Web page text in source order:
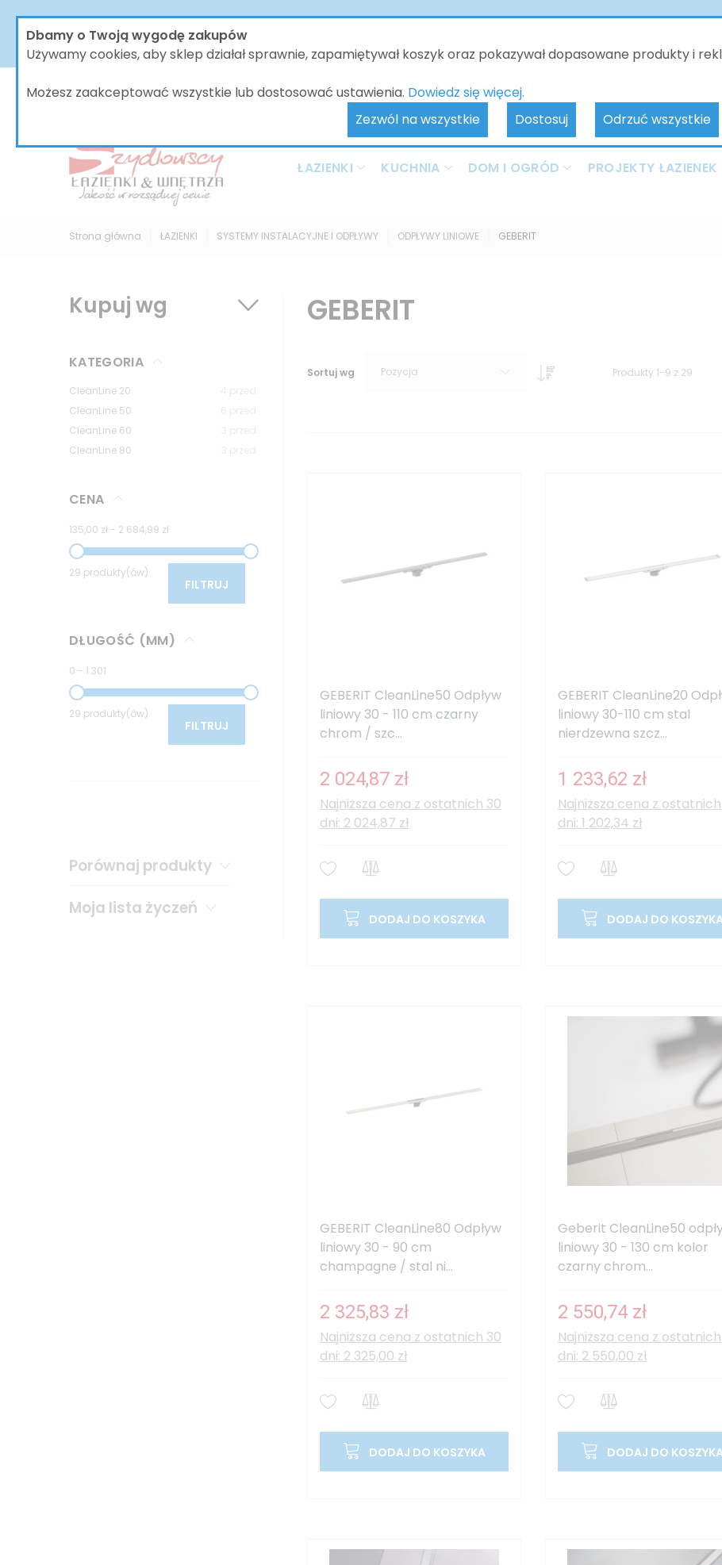
Dbamy o Twoją wygodę zakupów
Używamy cookies, aby sklep działał sprawnie, zapamiętywał koszyk oraz pokazywał dopasowane produkty i
Możesz zaakceptować wszystkie lub dostosować ustawienia. Dowiedz się więcej.
Zezwól na wszystkie
Dostosuj Odrzuć wszystkie
W dniach od 30.07 do dnia 08.08.2026 nasze biuro będzie nieczynne - kontakt tylko poprzez e-mail. Zamówienia
bez zmian, jednak wszystkie wysyłki będą realizowane od 10.06.2026. Przepraszamy za wszelkie
ŁAZIENKI KUCHNIA DOM I OGRÓD PROJEKTY ŁAZIENEK
Strona główna ŁAZIENKI SYSTEMY INSTALACYJNE I ODPŁYWY ODPŁYWY LINIOWE GEBERIT
GEBERIT
Sortuj wg Pozycja Produkty 1-9 z 29
GEBERIT CleanLine50 Odpływ
liniowy 30 - 110 cm czarny
chrom / szc...
2 024,87 zł
Najniższa cena z ostatnich 30
dni: 2 024,87 zł
DODAJ DO KOSZYKA
GEBERIT CleanLine20
liniowy 30-110 cm stal
nierdzewna szcz...
1 233,62 zł
Najniższa cena z
dni: 1 202,34 zł
DODAJ DO
GEBERIT CleanLine80 Odpływ
liniowy 30 - 90 cm
champagne / stal ni...
2 325,83 zł
Najniższa cena z ostatnich 30
dni: 2 325,00 zł
DODAJ DO KOSZYKA
Geberit CleanLine50
liniowy 30 - 130 cm kolor
czarny chrom...
2 550,74 zł
Najniższa cena z
dni: 2 550,00 zł
DODAJ DO
Kupuj wg
KATEGORIA
CleanLine 20
CleanLine 50
CleanLine 60
CleanLine 80
CENA
135,00 zł - 2 684,99 zł
29 produkty(ów)
FILTRUJ
DŁUGOŚĆ (MM)
0 - 1 301
29 produkty(ów)
FILTRUJ
Porównaj produkty
Moja lista życzeń